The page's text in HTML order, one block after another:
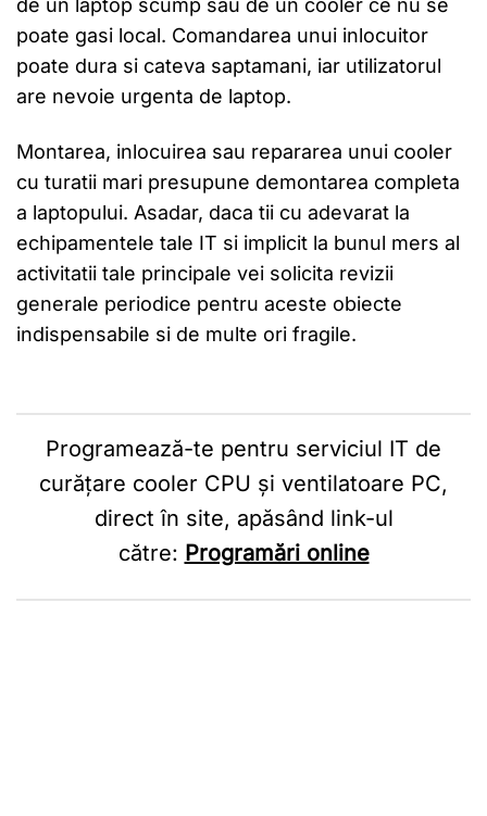
poate gasi local. Comandarea unui inlocuitor
poate dura si cateva saptamani, iar utilizatorul
are nevoie urgenta de laptop.
Montarea, inlocuirea sau repararea unui cooler
cu turatii mari presupune demontarea completa
a laptopului. Asadar, daca tii cu adevarat la
echipamentele tale IT si implicit la bunul mers al
activitatii tale principale vei solicita revizii
generale periodice pentru aceste obiecte
indispensabile si de multe ori fragile.
Programează-te pentru serviciul IT de
curățare cooler CPU și ventilatoare PC,
direct în site, apăsând link-ul
către: Programări online